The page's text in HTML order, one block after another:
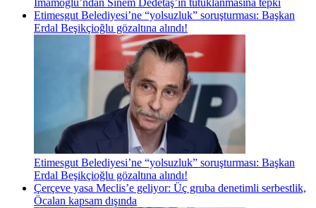
İmamoğlu’ndan Sinem Dedetaş’ın tutuklanmasına tepki
Etimesgut Belediyesi’ne “yolsuzluk” soruşturması: Başkan
Erdal Beşikçioğlu gözaltına alındı!
Etimesgut Belediyesi’ne “yolsuzluk” soruşturması: Başkan
Erdal Beşikçioğlu gözaltına alındı!
Çerçeve yasa Meclis’e geliyor: Üç gruba denetimli serbestlik,
Öcalan kapsam dışında